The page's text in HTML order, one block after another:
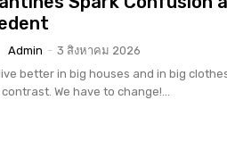
Admin - 3 สิงหาคม 2026
better in big houses and in big
We have to change!...